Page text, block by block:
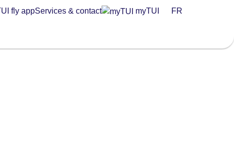
fly appServices & contact myTUI FR